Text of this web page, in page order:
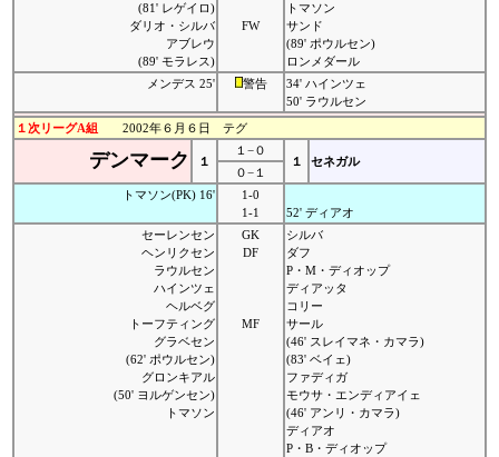
(81' レゲイロ)
ダリオ・シルバ
アブレウ
(89' モラレス)
FW
トマソン
サンド
(89' ポウルセン)
ロンメダール
メンデス 25'
警告
34' ハインツェ
50' ラウルセン
１次リーグA組 2002年６月６日 テグ
デンマーク １
１−０
１
セネガル
０−１
トマソン(PK) 16'
1-0
1-1
52' ディアオ
セーレンセン
ヘンリクセン
ラウルセン
ハインツェ
ヘルベグ
トーフティング
グラベセン
(62' ポウルセン)
グロンキアル
(50' ヨルゲンセン)
トマソン
GK
DF
MF
シルバ
ダフ
P・M・ディオップ
ディアッタ
コリー
サール
(46' スレイマネ・カマラ)
(83' ベイェ)
ファディガ
モウサ・エンディアイェ
(46' アンリ・カマラ)
ディアオ
P・B・ディオップ